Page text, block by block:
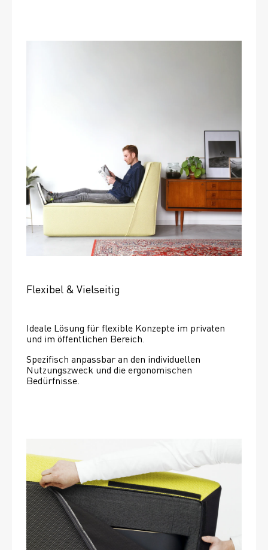
Flexibel & Vielseitig
Ideale Lösung für flexible Konzepte im privaten
und im öffentlichen Bereich.
Spezifisch anpassbar an den individuellen
Nutzungszweck und die ergonomischen
Bedürfnisse.